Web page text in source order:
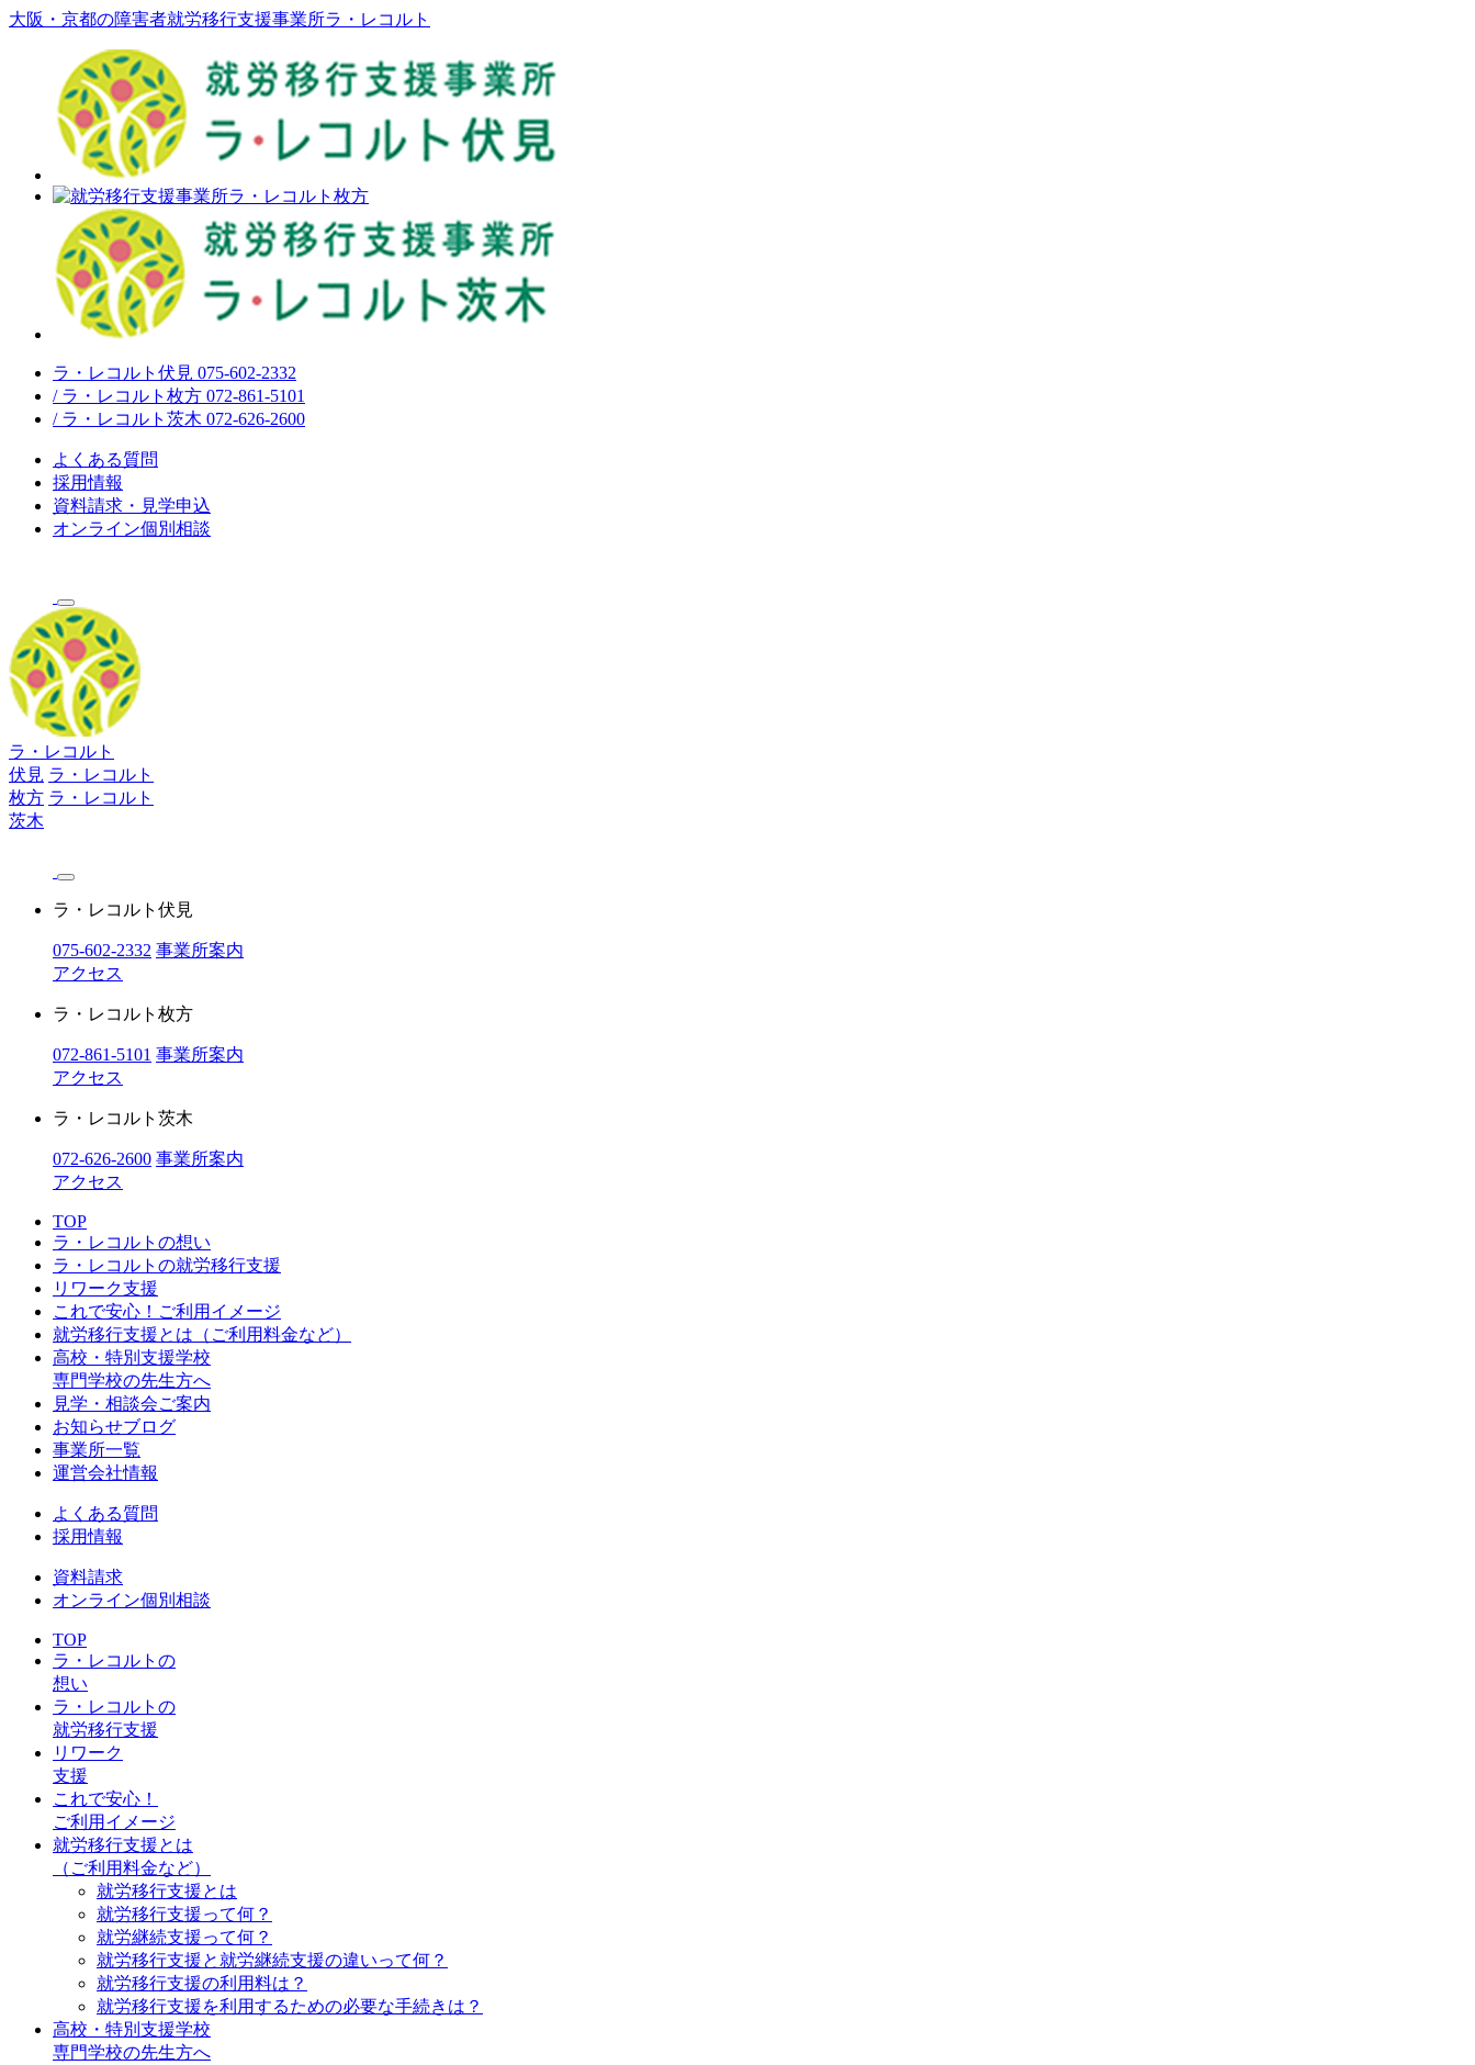
大阪・京都の障害者就労移行支援事業所ラ・レコルト
ラ・レコルト伏見 075-602-2332
/ ラ・レコルト枚方 072-861-5101
/ ラ・レコルト茨木 072-626-2600
よくある質問
採用情報
資料請求・見学申込
オンライン個別相談
ラ・レコルト
伏見 ラ・レコルト
枚方 ラ・レコルト
茨木
ラ・レコルト伏見
075-602-2332 事業所案内
アクセス
ラ・レコルト枚方
072-861-5101 事業所案内
アクセス
ラ・レコルト茨木
072-626-2600 事業所案内
アクセス
TOP
ラ・レコルトの想い
ラ・レコルトの就労移行支援
リワーク支援
これで安心！ご利用イメージ
就労移行支援とは（ご利用料金など）
高校・特別支援学校
専門学校の先生方へ
見学・相談会ご案内
お知らせブログ
事業所一覧
運営会社情報
よくある質問
採用情報
資料請求
オンライン個別相談
TOP
ラ・レコルトの
想い
ラ・レコルトの
就労移行支援
リワーク
支援
これで安心！
ご利用イメージ
就労移行支援とは
（ご利用料金など）
就労移行支援とは
就労移行支援って何？
就労継続支援って何？
就労移行支援と就労継続支援の違いって何？
就労移行支援の利用料は？
就労移行支援を利用するための必要な手続きは？
高校・特別支援学校
専門学校の先生方へ